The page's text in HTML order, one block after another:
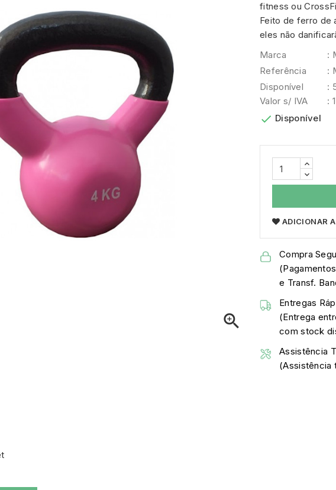

fitness ou
Feito de ferro de
eles não
Marca
:
Referência
:
Disponível
:
Valor s/ IVA
:
 Disponível
ADICIONAR
Compra
e Transf.
Entregas
(Entrega
com stock
Assistência
(Assistência